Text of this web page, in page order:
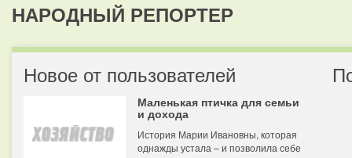
НАРОДНЫЙ РЕПОРТЕР
Новое от пользователей
Маленькая птичка для семьи
и дохода
История Марии Ивановны, которая
однажды устала – и позволила себе